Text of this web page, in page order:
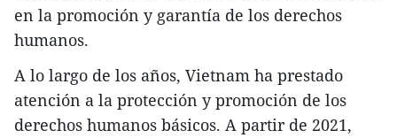
en la promoción y garantía de los derechos
humanos.
A lo largo de los años, Vietnam ha prestado
atención a la protección y promoción de los
derechos humanos básicos. A partir de 2021,